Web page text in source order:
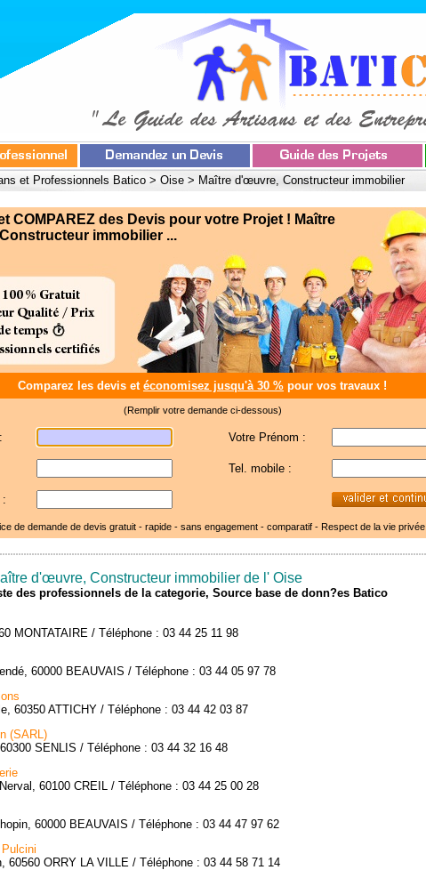
et Professionnels Batico > Oise > Maître d'œuvre, Constructeur immobilier
COMPAREZ des Devis pour votre Projet ! Maître
immobilier ...
Comparez les devis et économisez jusqu'à 30 % pour vos travaux !
(Remplir votre demande ci-dessous)
: Votre Prénom :
Tel. mobile :
:
de demande de devis gratuit - rapide - sans engagement - comparatif - Respect de la vie privée
d'œuvre, Constructeur immobilier de l' Oise
des professionnels de la categorie, Source base de donn?es Batico
MONTATAIRE / Téléphone : 03 44 25 11 98
60000 BEAUVAIS / Téléphone : 03 44 05 97 78
60350 ATTICHY / Téléphone : 03 44 42 03 87
(SARL)
SENLIS / Téléphone : 03 44 32 16 48
60100 CREIL / Téléphone : 03 44 25 00 28
60000 BEAUVAIS / Téléphone : 03 44 47 97 62
60560 ORRY LA VILLE / Téléphone : 03 44 58 71 14